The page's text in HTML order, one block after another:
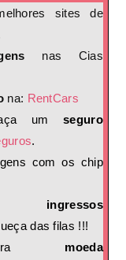
sites de
nas Cias
na: RentCars
faça umseguro
.
com os chip
ingressos
das filas !!!
moeda